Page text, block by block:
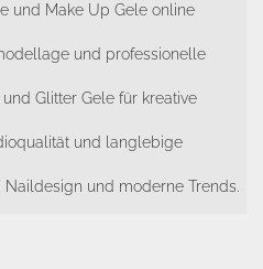
und Make Up Gele online
und professionelle
Glitter Gele für kreative
und langlebige
und moderne Trends.